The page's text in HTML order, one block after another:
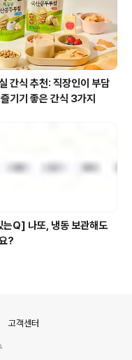
간식 추천: 직장인이 부담
기기 좋은 간식 3가지
는Q] 나또, 냉동 보관해도
?
고객센터